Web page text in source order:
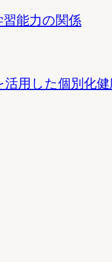
能力の関係
用した個別化